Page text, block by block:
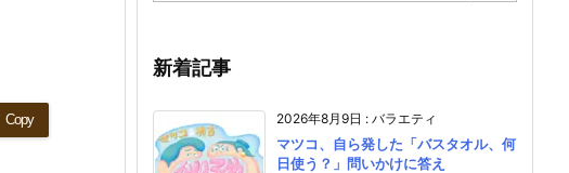
Copy
新着記事
2026年8月9日 : バラエティ
マツコ、自ら発した「バスタオル、何
日使う？」問いかけに答え